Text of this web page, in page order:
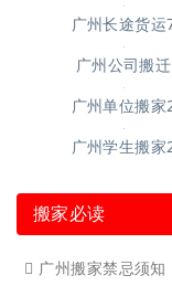
广州起重吊装4
广州钢琴搬运10